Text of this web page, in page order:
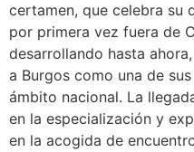
certamen, que celebra su
por primera vez fuera de
desarrollando hasta
a Burgos como una de
ámbito nacional. La
en la especialización y
en la acogida de